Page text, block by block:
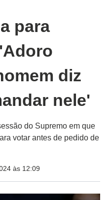
para
diz
nele'
do Supremo em que
votar antes de pedido de
às 12:09